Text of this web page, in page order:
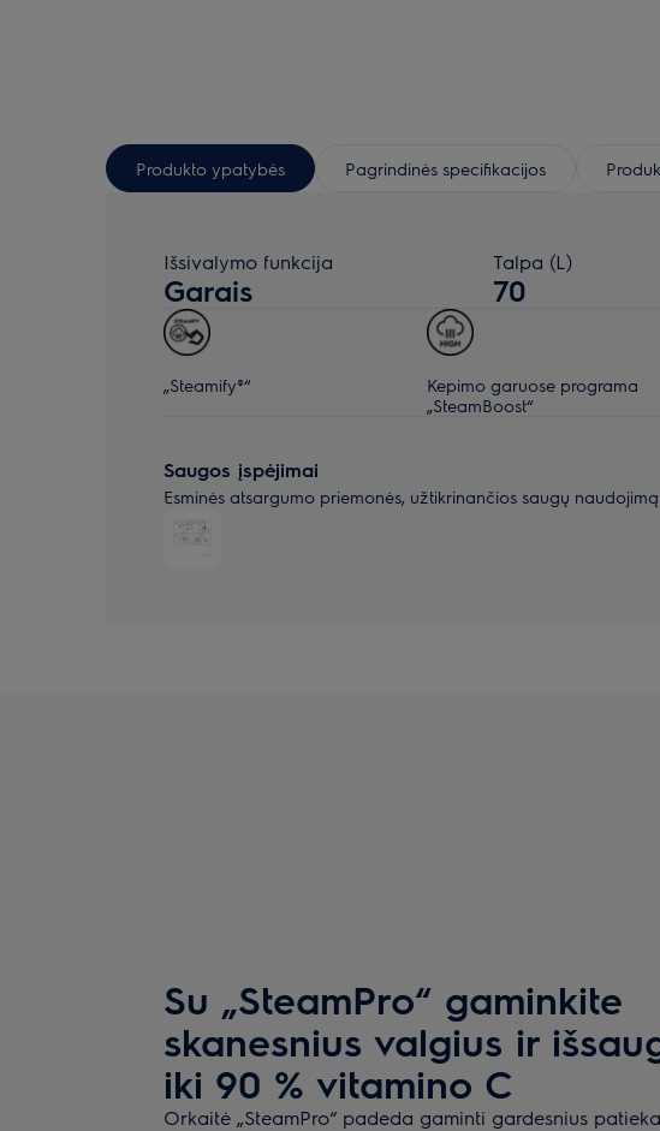
Produkto ypatybės Pagrindinės specifikacijos
Išsivalymo funkcija
Garais
Talpa (L)
70
„Steamify®“
Kepimo garuose programa
„SteamBoost“
Saugos įspėjimai
Esminės atsargumo priemonės, užtikrinančios saugų
Su „SteamPro“ gaminkite
skanesnius valgius ir
iki 90 % vitamino C
Orkaitė „SteamPro“ padeda gaminti gardesnius